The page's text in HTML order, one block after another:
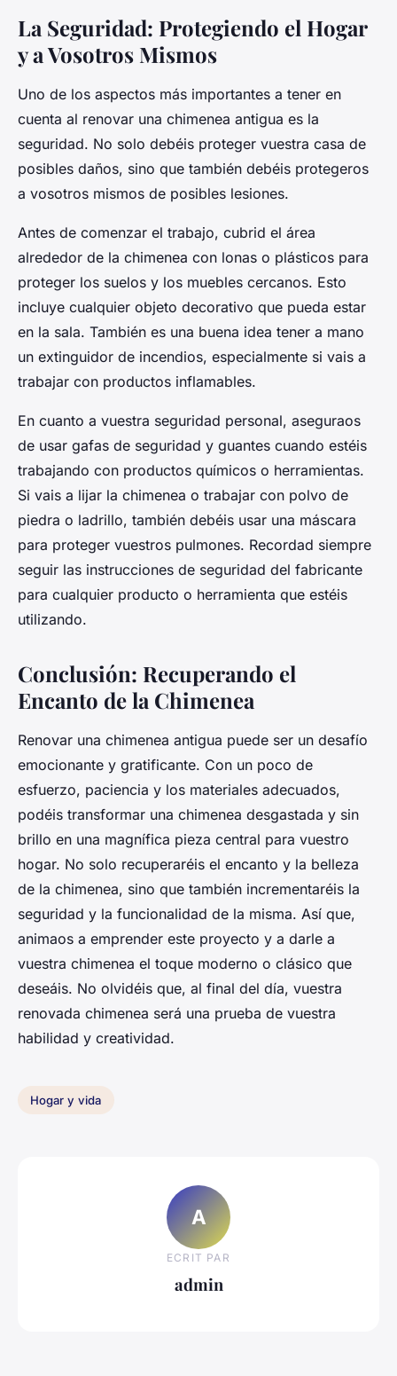
La Seguridad: Protegiendo el Hogar
y a Vosotros Mismos
Uno de los aspectos más importantes a tener en
cuenta al renovar una chimenea antigua es la
seguridad. No solo debéis proteger vuestra casa de
posibles daños, sino que también debéis protegeros
a vosotros mismos de posibles lesiones.
Antes de comenzar el trabajo, cubrid el área
alrededor de la chimenea con lonas o plásticos para
proteger los suelos y los muebles cercanos. Esto
incluye cualquier objeto decorativo que pueda estar
en la sala. También es una buena idea tener a mano
un extinguidor de incendios, especialmente si vais a
trabajar con productos inflamables.
En cuanto a vuestra seguridad personal, aseguraos
de usar gafas de seguridad y guantes cuando estéis
trabajando con productos químicos o herramientas.
Si vais a lijar la chimenea o trabajar con polvo de
piedra o ladrillo, también debéis usar una máscara
para proteger vuestros pulmones. Recordad siempre
seguir las instrucciones de seguridad del fabricante
para cualquier producto o herramienta que estéis
utilizando.
Conclusión: Recuperando el
Encanto de la Chimenea
Renovar una chimenea antigua puede ser un desafío
emocionante y gratificante. Con un poco de
esfuerzo, paciencia y los materiales adecuados,
podéis transformar una chimenea desgastada y sin
brillo en una magnífica pieza central para vuestro
hogar. No solo recuperaréis el encanto y la belleza
de la chimenea, sino que también incrementaréis la
seguridad y la funcionalidad de la misma. Así que,
animaos a emprender este proyecto y a darle a
vuestra chimenea el toque moderno o clásico que
deseáis. No olvidéis que, al final del día, vuestra
renovada chimenea será una prueba de vuestra
habilidad y creatividad.
Hogar y vida
A
ECRIT PAR
admin